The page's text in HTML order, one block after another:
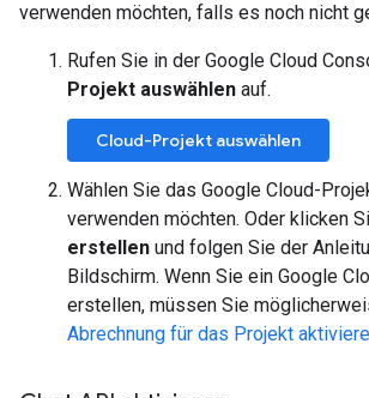
verwenden möchten, falls es noch nicht
Rufen Sie in der Google Cloud
Projekt auswählen auf.
Cloud-Projekt auswählen
Wählen Sie das Google Cloud-
verwenden möchten. Oder klicken
erstellen und folgen Sie der
Bildschirm. Wenn Sie ein Google
erstellen, müssen Sie
Abrechnung für das Projekt